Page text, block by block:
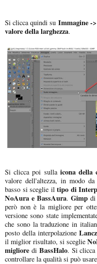
Si clicca quindi su Immagine -
valore della larghezza.
Si clicca poi sulla icona della
valore dell'altezza, in modo
basso si sceglie il tipo di
NoAura e BassAura. Gimp di
però non è la migliore per
versione sono state
che sono la traduzione in
posto della interpolazione
il miglior risultato, si sceglie
migliore di BassHalo. Si
controllare la qualità si può